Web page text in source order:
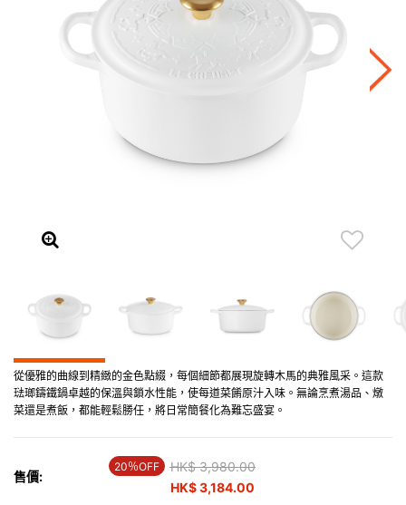
從優雅的曲線到精緻的金色點綴，每個細節都展現旋轉木馬的典雅風采。這款
琺瑯鑄鐵鍋卓越的保溫與鎖水性能，使每道菜餚原汁入味。無論烹煮湯品、燉
菜還是煮飯，都能輕鬆勝任，將日常簡餐化為難忘盛宴。
售價:
20％OFF Price reduced from
HK$ 3,980.00to
HK$ 3,184.00